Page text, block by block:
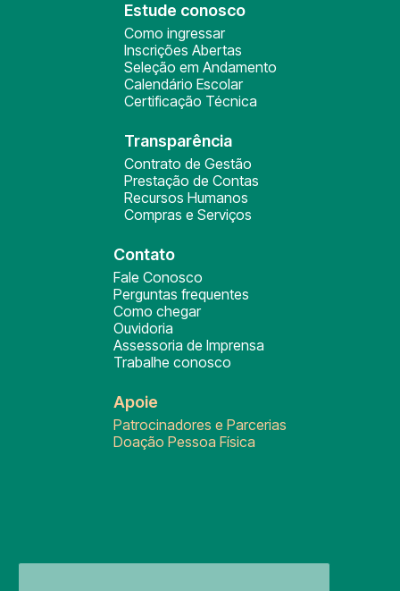
Estude conosco
Como ingressar
Inscrições Abertas
Seleção em Andamento
Calendário Escolar
Certificação Técnica
Transparência
Contrato de Gestão
Prestação de Contas
Recursos Humanos
Compras e Serviços
Contato
Fale Conosco
Perguntas frequentes
Como chegar
Ouvidoria
Assessoria de Imprensa
Trabalhe conosco
Apoie
Patrocinadores e Parcerias
Doação Pessoa Física